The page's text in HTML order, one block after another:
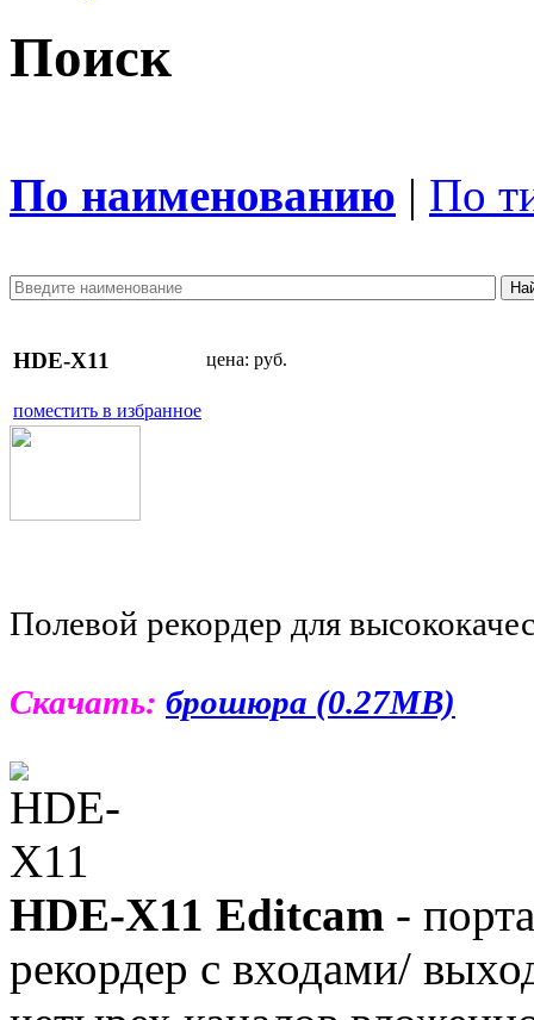
Поиск
По наименованию | По
HDE-X11 цена: руб.
поместить в избранное
Полевой рекордер для
Скачать: брошюра (0.27MB)
HDE-X11 Editcam -
рекордер с входами/